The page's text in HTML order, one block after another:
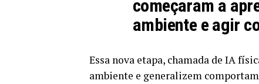
começaram a
ambiente e agir
Essa nova etapa, chamada de IA
ambiente e generalizem